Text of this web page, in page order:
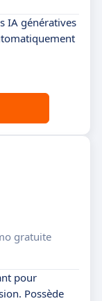
IA génératives
gratuite
pour
Possède